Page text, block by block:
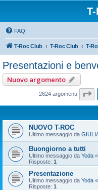
FAQ
T-Roc Club T-Roc Club T-
Presentazioni e
Nuovo argomento
2624 argomenti
NUOVO T-ROC
Ultimo messaggio da
Buongiorno a tutti
Ultimo messaggio da Yoda «
Risposte: 1
Presentazione
Ultimo messaggio da Yoda «
Risposte: 1